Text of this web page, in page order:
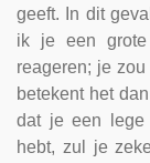
geeft. In dit
ik je een
reageren; je
betekent het
dat je een lege
hebt, zul je